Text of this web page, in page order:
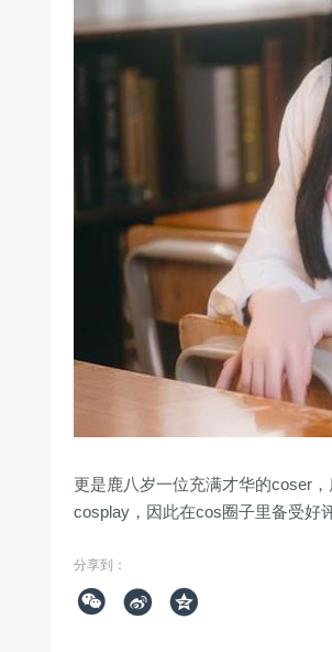
更是鹿八岁一位充满才华的coser
cosplay，因此在cos圈子里备受好评
分享到：
  